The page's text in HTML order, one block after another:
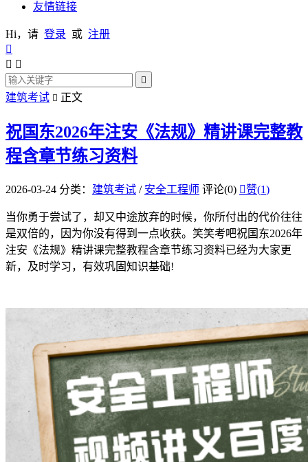
友情链接
Hi，请 登录 或 注册

 

建筑考试  正文
祝国东2026年注安《法规》精讲课完整教
程含章节练习资料
2026-03-24 分类： 建筑考试 / 安全工程师 评论(0) 赞(1)
当你勇于尝试了，却又中途放弃的时候，你所付出的代价往往
是双倍的，因为你没有得到一点收获。笑笑考吧祝国东2026年
注安《法规》精讲课完整教程含章节练习资料已经为大家更
新，及时学习，有效巩固知识基础!